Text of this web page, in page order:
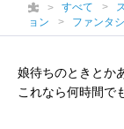
すべて
ョン
ファンタ
娘待ちのときとか
これなら何時間で